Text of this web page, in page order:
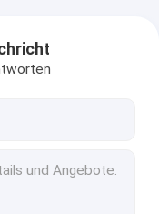
herstellt